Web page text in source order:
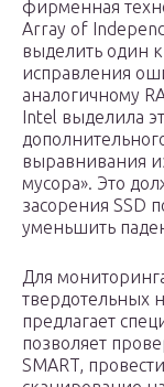
фирменная
Array of
выделить один
исправления
аналогичному
Intel выделила
выравнивания
мусора». Это
засорения SSD
уменьшить
Для
твердотельных
предлагает
позволяет
SMART,